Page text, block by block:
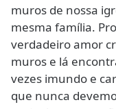
muros de nossa
mesma família.
verdadeiro amor
muros e lá
vezes imundo e
que nunca